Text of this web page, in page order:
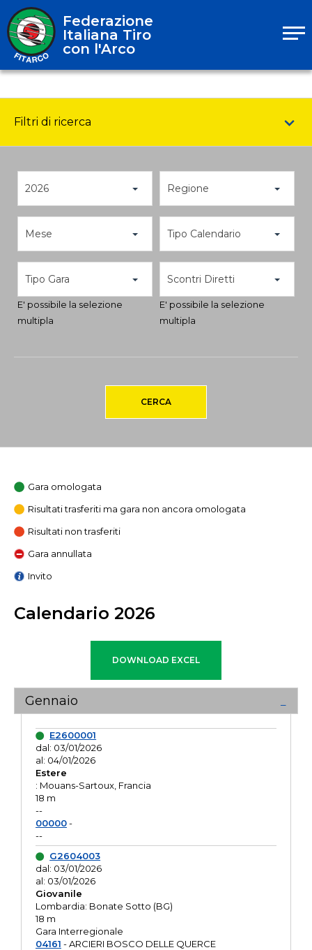
Federazione
Italiana Tiro
con l'Arco
Filtri di ricerca
2026 Regione
Mese Tipo Calendario
Tipo Gara
E' possibile la selezione
multipla
Scontri Diretti
E' possibile la selezione
multipla
CERCA
Gara omologata
Risultati trasferiti ma gara non ancora omologata
Risultati non trasferiti
Gara annullata
Invito
Calendario 2026
Gennaio
E2600001
dal: 03/01/2026
al: 04/01/2026
Estere
: Mouans-Sartoux, Francia
18 m
--
00000-
--
G2604003
dal: 03/01/2026
al: 03/01/2026
Giovanile
Lombardia: Bonate Sotto (BG)
18 m
Gara Interregionale
04161 - ARCIERI BOSCO DELLE QUERCE